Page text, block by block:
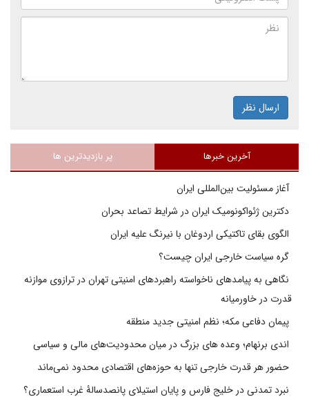
ارسال نظر
آخرین خبرها پر بازدیدترین ها
آغاز مسئولیت بین‌المللی ایران
دکترین ژئواکونومیک ایران در شرایط تصاعد بحران
الگوی بقای تاکتیکی اردوغان با نیرنگ علیه ایران
گره سیاست خارجی ایران چیست؟
نگاهی به پیامدهای ناخواسته راهبردهای امنیتی تهران در ترازوی موازنه
قدرت در خاورمیانه
پیمان دفاعی مکه؛ نظم امنیتی جدید منطقه
اندی برنهام؛ وعده های بزرگ در میان محدودیت‌های مالی و سیاسی
حضور هر قدرت خارجی تنها به حوزه‌های اقتصادی محدود نمی‌ماند
نبرد تمدنی در خلیج فارس و پایان استیلای پانصدسالۀ غرب استعماری؟